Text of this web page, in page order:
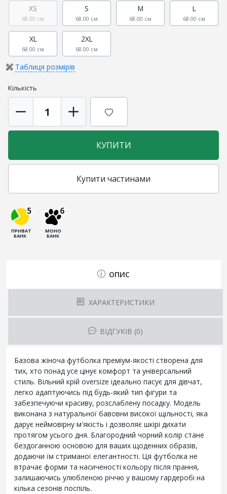
XS
68.00 см
S
68.00 см
M
68.00 см
L
68.00 см
XL
68.00 см
2XL
68.00 см
Таблиця розмірів
Кількість
КУПИТИ
Купити частинами
5
ПРИВАТ
БАНК
6
МОНО
БАНК
ОПИС
ХАРАКТЕРИСТИКИ
ВІДГУКІВ (0)
Базова жіноча футболка преміум-якості створена для
тих, хто понад усе цінує комфорт та універсальний
стиль. Вільний крій oversize ідеально пасує для дівчат,
легко адаптуючись під будь-який тип фігури та
забезпечуючи красиву, розслаблену посадку. Модель
виконана з натуральної бавовни високої щільності, яка
дарує неймовірну м'якість і дозволяє шкірі дихати
протягом усього дня. Благородний чорний колір стане
бездоганною основою для ваших щоденних образів,
додаючи їм стриманої елегантності. Ця футболка не
втрачає форми та насиченості кольору після прання,
залишаючись улюбленою річчю у вашому гардеробі на
кілька сезонів поспіль.